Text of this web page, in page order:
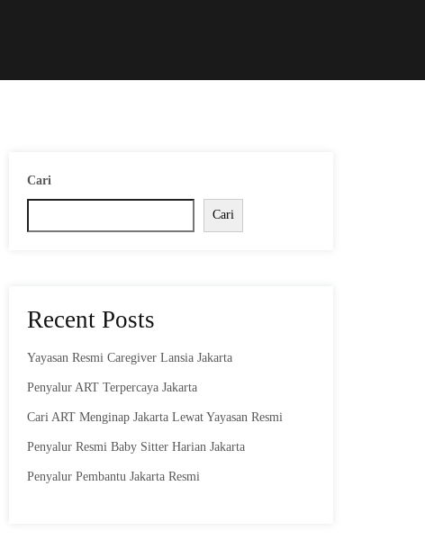
Cari
Cari
Recent Posts
Yayasan Resmi Caregiver Lansia Jakarta
Penyalur ART Terpercaya Jakarta
Cari ART Menginap Jakarta Lewat Yayasan Resmi
Penyalur Resmi Baby Sitter Harian Jakarta
Penyalur Pembantu Jakarta Resmi